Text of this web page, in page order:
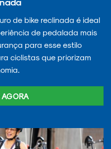
de bike reclinada é ideal
de pedalada mais
para esse estilo
ciclistas que priorizam